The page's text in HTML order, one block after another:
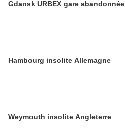
Gdansk URBEX gare abandonnée
Hambourg insolite Allemagne
Weymouth insolite Angleterre